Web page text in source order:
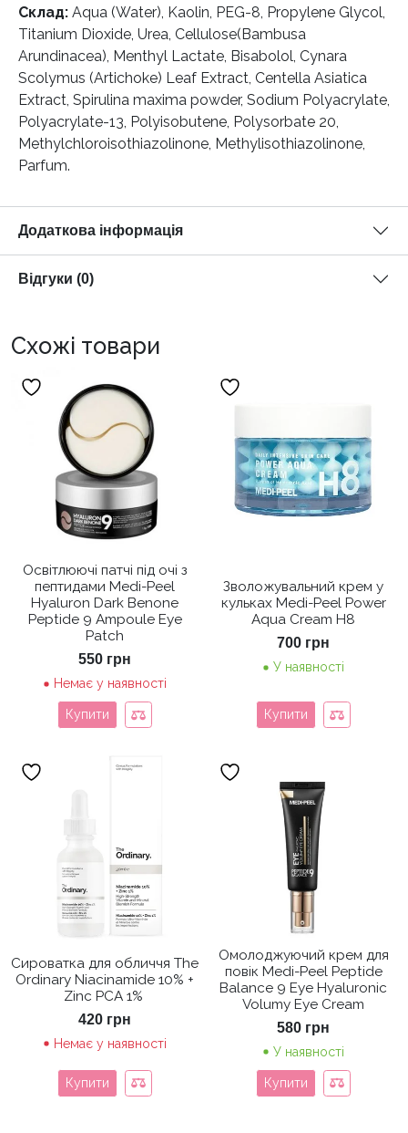
Склад: Aqua (Water), Kaolin, PEG-8, Propylene Glycol,
Titanium Dioxide, Urea, Cellulose(Bambusa
Arundinacea), Menthyl Lactate, Bisabolol, Cynara
Scolymus (Artichoke) Leaf Extract, Centella Asiatica
Extract, Spirulina maxima powder, Sodium Polyacrylate,
Polyacrylate-13, Polyisobutene, Polysorbate 20,
Methylchloroisothiazolinone, Methylisothiazolinone,
Parfum.
Додаткова інформація
Відгуки (0)
Схожі товари
Освітлюючі патчі під очі з
пептидами Medi-Peel
Hyaluron Dark Benone
Peptide 9 Ampoule Eye
Patch
550 грн
Немає у наявності
Купити
Зволожувальний крем у
кульках Medi-Peel Power
Aqua Cream H8
700 грн
У наявності
Купити
Сироватка для обличчя The
Ordinary Niacinamide 10% +
Zinc PCA 1%
420 грн
Немає у наявності
Купити
Омолоджуючий крем для
повік Medi-Peel Peptide
Balance 9 Eye Hyaluronic
Volumy Eye Cream
580 грн
У наявності
Купити